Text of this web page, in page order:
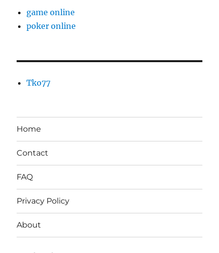
game online
poker online
Tko77
Home
Contact
FAQ
Privacy Policy
About